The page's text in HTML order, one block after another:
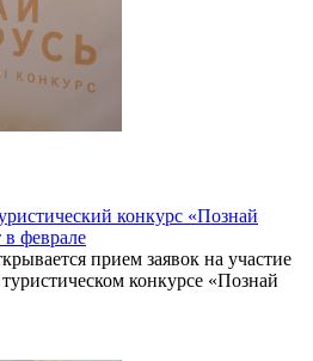
конкурс «Познай
в феврале
прием заявок на участие
конкурсе «Познай